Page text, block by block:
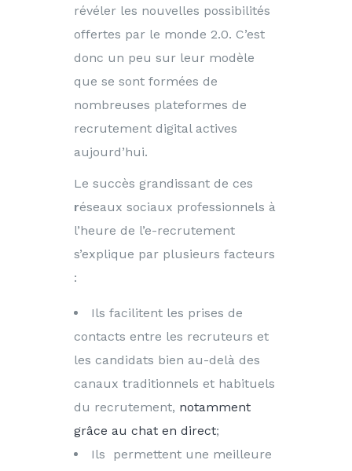
révéler les nouvelles possibilités
offertes par le monde 2.0. C’est
donc un peu sur leur modèle
que se sont formées de
nombreuses plateformes de
recrutement digital actives
aujourd’hui.
Le succès grandissant de ces
réseaux sociaux professionnels à
l’heure de l’e-recrutement
s’explique par plusieurs facteurs
:
Ils facilitent les prises de
contacts entre les recruteurs et
les candidats bien au-delà des
canaux traditionnels et habituels
du recrutement, notamment
grâce au chat en direct;
Ils permettent une meilleure